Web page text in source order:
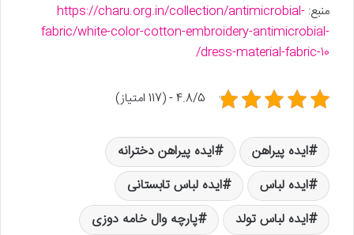
منبع: https://charu.org.in/collection/antimicrobial-
fabric/white-color-cotton-embroidery-antimicrobial-
dress-material-fabric-10/
4.8/5 - (117 امتیاز)
ایده پیراهن
ایده پیراهن دخترانه
ایده لباس
ایده لباس تابستانی
ایده لباس تولد
پارچه وال خامه دوزی